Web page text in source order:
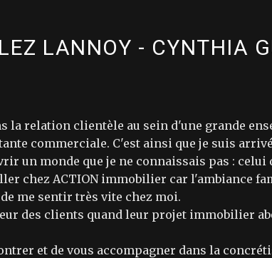
LANNOY - CYNTHIA
la relation clientèle au sein d'une grande
commerciale. C'est ainsi que je suis
un monde que je ne connaissais pas :
chez ACTION immobilier car l'ambiance
me sentir très vite chez moi.
des clients quand leur projet immobilier
et de vous accompagner dans la